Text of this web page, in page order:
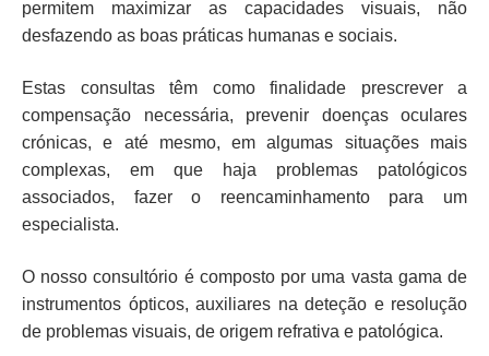
permitem maximizar as capacidades visuais, não
desfazendo as boas práticas humanas e sociais.
Estas consultas têm como finalidade prescrever a
compensação necessária, prevenir doenças oculares
crónicas, e até mesmo, em algumas situações mais
complexas, em que haja problemas patológicos
associados, fazer o reencaminhamento para um
especialista.
O nosso consultório é composto por uma vasta gama de
instrumentos ópticos, auxiliares na deteção e resolução
de problemas visuais, de origem refrativa e patológica.